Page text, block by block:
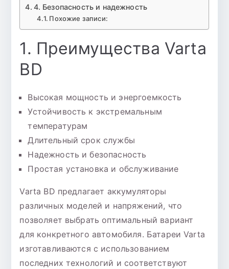
4. Безопасность и надежность
Похожие записи:
1. Преимущества Varta
BD
Высокая мощность и энергоемкость
Устойчивость к экстремальным
температурам
Длительный срок службы
Надежность и безопасность
Простая установка и обслуживание
Varta BD предлагает аккумуляторы
различных моделей и напряжений, что
позволяет выбрать оптимальный вариант
для конкретного автомобиля. Батареи Varta
изготавливаются с использованием
последних технологий и соответствуют